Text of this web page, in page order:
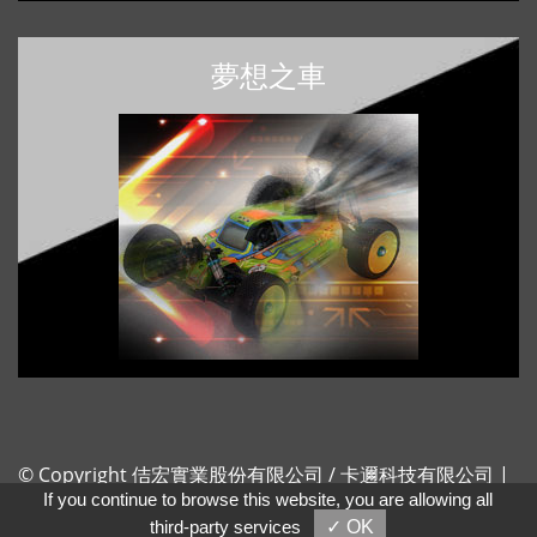
夢想之車
© Copyright 佶宏實業股份有限公司 / 卡邇科技有限公司 |
All rights reserved. | Taiwan
If you continue to browse this website, you are allowing all
third-party services
✓ OK